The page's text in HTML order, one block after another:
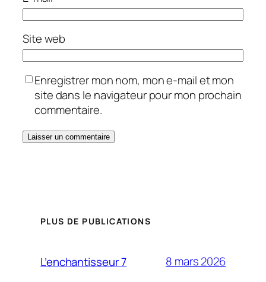
Site web
Enregistrer mon nom, mon e-mail et mon
site dans le navigateur pour mon prochain
commentaire.
PLUS DE PUBLICATIONS
L’enchantisseur 7 8 mars 2026